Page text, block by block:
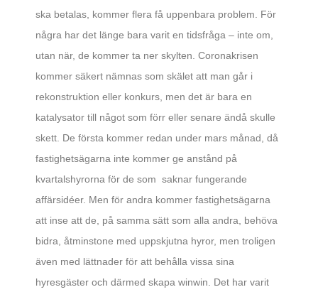
ska betalas, kommer flera få uppenbara problem. För
några har det länge bara varit en tidsfråga – inte om,
utan när, de kommer ta ner skylten. Coronakrisen
kommer säkert nämnas som skälet att man går i
rekonstruktion eller konkurs, men det är bara en
katalysator till något som förr eller senare ändå skulle
skett. De första kommer redan under mars månad, då
fastighetsägarna inte kommer ge anstånd på
kvartalshyrorna för de som saknar fungerande
affärsidéer. Men för andra kommer fastighetsägarna
att inse att de, på samma sätt som alla andra, behöva
bidra, åtminstone med uppskjutna hyror, men troligen
även med lättnader för att behålla vissa sina
hyresgäster och därmed skapa winwin. Det har varit